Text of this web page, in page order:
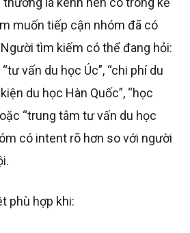
muốn tiếp cận nhóm đã có
tìm kiếm có thể đang hỏi:
vấn du học Úc”, “chi phí du
du học Hàn Quốc”, “học
“trung tâm tư vấn du học
có intent rõ hơn so với người
phù hợp khi: